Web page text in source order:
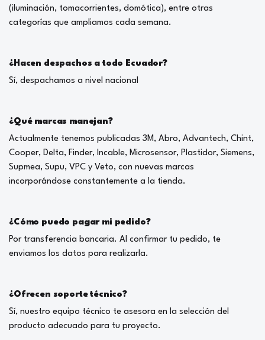
(iluminación, tomacorrientes, domótica), entre otras
categorías que ampliamos cada semana.
¿Hacen despachos a todo Ecuador?
Sí, despachamos a nivel nacional
¿Qué marcas manejan?
Actualmente tenemos publicadas 3M, Abro, Advantech, Chint,
Cooper, Delta, Finder, Incable, Microsensor, Plastidor, Siemens,
Supmea, Supu, VPC y Veto, con nuevas marcas
incorporándose constantemente a la tienda.
¿Cómo puedo pagar mi pedido?
Por transferencia bancaria. Al confirmar tu pedido, te
enviamos los datos para realizarla.
¿Ofrecen soporte técnico?
Sí, nuestro equipo técnico te asesora en la selección del
producto adecuado para tu proyecto.